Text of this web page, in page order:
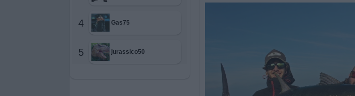
4 Gas75
5 jurassico50